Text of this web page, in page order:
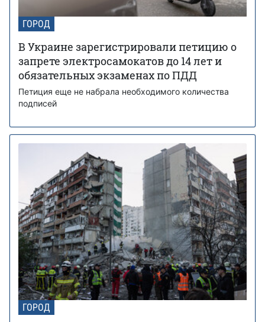
ГОРОД
В Украине зарегистрировали петицию о
запрете электросамокатов до 14 лет и
обязательных экзаменах по ПДД
Петиция еще не набрала необходимого количества
подписей
ГОРОД